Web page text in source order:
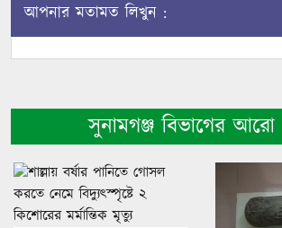
আপনার মতামত লিখুন :
সুনামগঞ্জ বিভাগের